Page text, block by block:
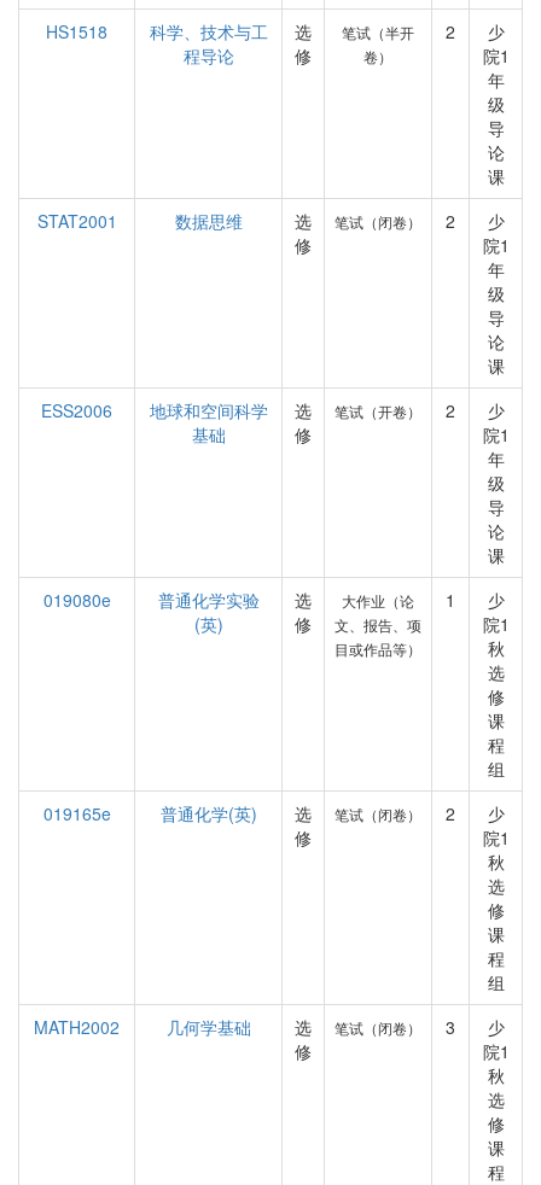
HS1518
科学、技术与工
程导论
选
修
笔试（半开
卷）
2
少
院1
年
级
导
论
课
STAT2001
数据思维
选
修
笔试（闭卷） 2
少
院1
年
级
导
论
课
ESS2006
地球和空间科学
基础
选
修
笔试（开卷） 2
少
院1
年
级
导
论
课
019080e
普通化学实验
(英)
选
修
大作业（论
文、报告、项
目或作品等）
1
少
院1
秋
选
修
课
程
组
019165e
普通化学(英)
选
修
笔试（闭卷） 2
少
院1
秋
选
修
课
程
组
MATH2002
几何学基础
选
修
笔试（闭卷） 3
少
院1
秋
选
修
课
程